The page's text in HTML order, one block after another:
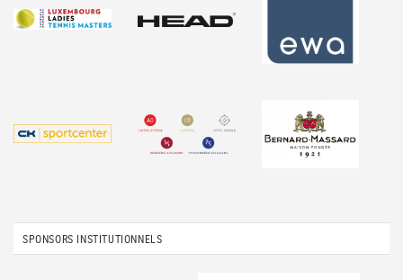
SPONSORS INSTITUTIONNELS